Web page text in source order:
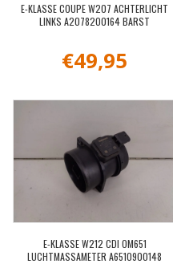
E-KLASSE COUPE W207 ACHTERLICHT
LINKS A2078200164 BARST
€49,95
E-KLASSE W212 CDI OM651
LUCHTMASSAMETER A6510900148